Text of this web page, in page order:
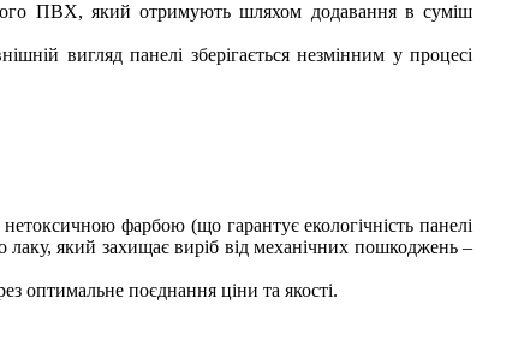
ПВХ, який отримують шляхом додавання в суміш
вигляд панелі зберігається незмінним у процесі
фарбою (що гарантує екологічність панелі
який захищає виріб від механічних пошкоджень –
оптимальне поєднання ціни та якості.